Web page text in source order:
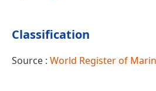
Classification
Source : World Register of